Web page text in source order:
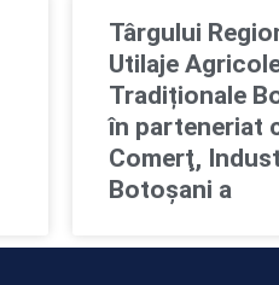
Târgului
Utilaje
Tradiționale
în parteneriat
Comerţ,
Botoşani a